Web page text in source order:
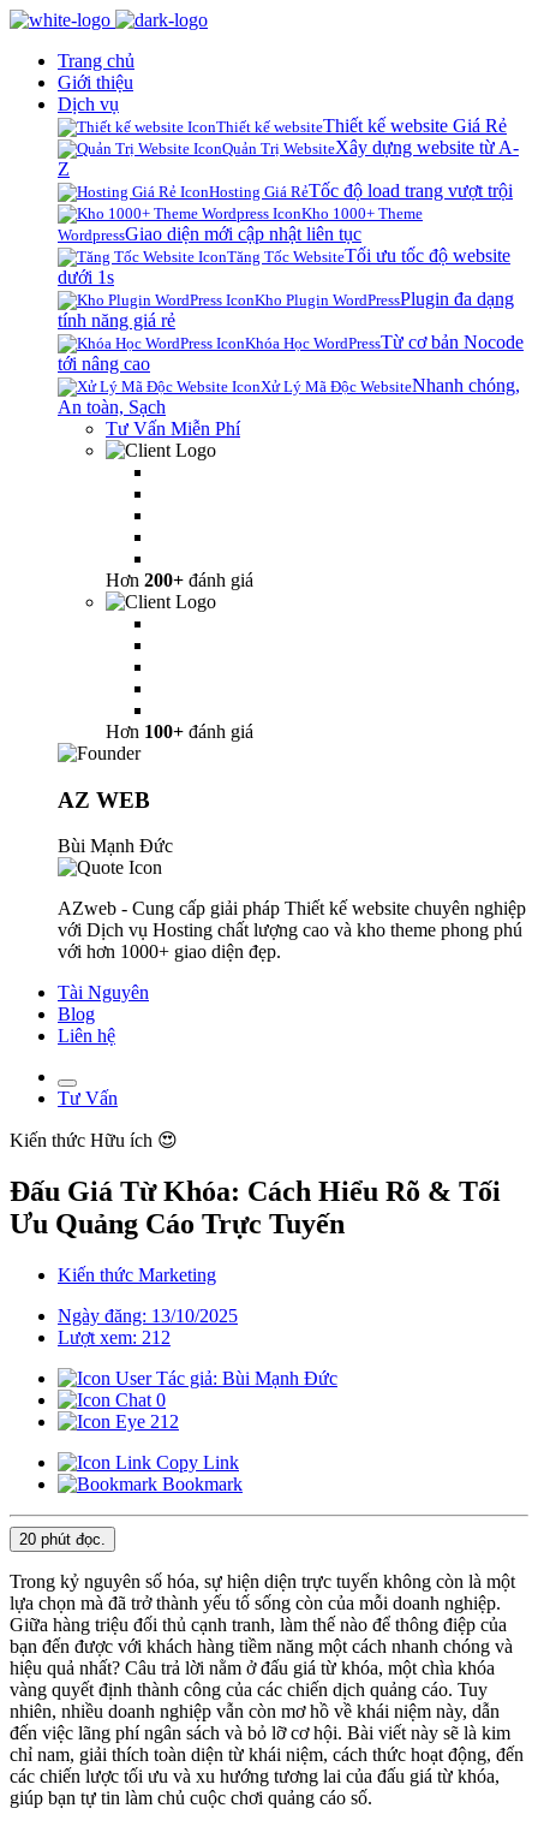
Trang chủ
Giới thiệu
Dịch vụ
Thiết kế websiteThiết kế website Giá Rẻ
Quản Trị WebsiteXây dựng website từ A-
Z
Hosting Giá RẻTốc độ load trang vượt trội
Kho 1000+ Theme
WordpressGiao diện mới cập nhật liên tục
Tăng Tốc WebsiteTối ưu tốc độ website
dưới 1s
Kho Plugin WordPressPlugin đa dạng
tính năng giá rẻ
Khóa Học WordPressTừ cơ bản Nocode
tới nâng cao
Xử Lý Mã Độc WebsiteNhanh chóng,
An toàn, Sạch
Tư Vấn Miễn Phí
Hơn 200+ đánh giá
Hơn 100+ đánh giá
AZ WEB
Bùi Mạnh Đức
AZweb - Cung cấp giải pháp Thiết kế website chuyên nghiệp
với Dịch vụ Hosting chất lượng cao và kho theme phong phú
với hơn 1000+ giao diện đẹp.
Tài Nguyên
Blog
Liên hệ
Tư Vấn
Kiến thức Hữu ích 😍
Đấu Giá Từ Khóa: Cách Hiểu Rõ & Tối
Ưu Quảng Cáo Trực Tuyến
Kiến thức Marketing
Ngày đăng: 13/10/2025
Lượt xem: 212
Tác giả: Bùi Mạnh Đức
0
212
Copy Link
Bookmark
20 phút đọc.
Trong kỷ nguyên số hóa, sự hiện diện trực tuyến không còn là một
lựa chọn mà đã trở thành yếu tố sống còn của mỗi doanh nghiệp.
Giữa hàng triệu đối thủ cạnh tranh, làm thế nào để thông điệp của
bạn đến được với khách hàng tiềm năng một cách nhanh chóng và
hiệu quả nhất? Câu trả lời nằm ở đấu giá từ khóa, một chìa khóa
vàng quyết định thành công của các chiến dịch quảng cáo. Tuy
nhiên, nhiều doanh nghiệp vẫn còn mơ hồ về khái niệm này, dẫn
đến việc lãng phí ngân sách và bỏ lỡ cơ hội. Bài viết này sẽ là kim
chỉ nam, giải thích toàn diện từ khái niệm, cách thức hoạt động, đến
các chiến lược tối ưu và xu hướng tương lai của đấu giá từ khóa,
giúp bạn tự tin làm chủ cuộc chơi quảng cáo số.